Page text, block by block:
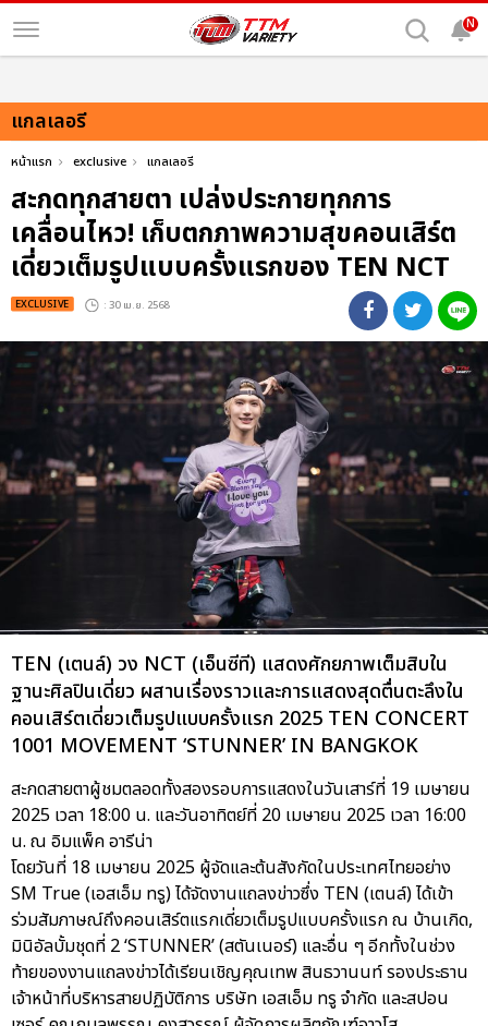
N
แกลเลอรี
หน้าแรก exclusive แกลเลอรี
สะกดทุกสายตา เปล่งประกายทุกการ
เคลื่อนไหว! เก็บตกภาพความสุขคอนเสิร์ต
เดี่ยวเต็มรูปแบบครั้งแรกของ TEN NCT
EXCLUSIVE : 30 เม.ย. 2568
TEN (เตนล์) วง NCT (เอ็นซีที) แสดงศักยภาพเต็มสิบใน
ฐานะศิลปินเดี่ยว ผสานเรื่องราวและการแสดงสุดตื่นตะลึงใน
คอนเสิร์ตเดี่ยวเต็มรูปแบบครั้งแรก 2025 TEN CONCERT
1001 MOVEMENT ‘STUNNER’ IN BANGKOK
สะกดสายตาผู้ชมตลอดทั้งสองรอบการแสดงในวันเสาร์ที่ 19 เมษายน
2025 เวลา 18:00 น. และวันอาทิตย์ที่ 20 เมษายน 2025 เวลา 16:00
น. ณ อิมแพ็ค อารีน่า
โดยวันที่ 18 เมษายน 2025 ผู้จัดและต้นสังกัดในประเทศไทยอย่าง
SM True (เอสเอ็ม ทรู) ได้จัดงานแถลงข่าวซึ่ง TEN (เตนล์) ได้เข้า
ร่วมสัมภาษณ์ถึงคอนเสิร์ตแรกเดี่ยวเต็มรูปแบบครั้งแรก ณ บ้านเกิด,
มินิอัลบั้มชุดที่ 2 ‘STUNNER’ (สตันเนอร์) และอื่น ๆ อีกทั้งในช่วง
ท้ายของงานแถลงข่าวได้เรียนเชิญคุณเทพ สินธวานนท์ รองประธาน
เจ้าหน้าที่บริหารสายปฏิบัติการ บริษัท เอสเอ็ม ทรู จำกัด และสปอน